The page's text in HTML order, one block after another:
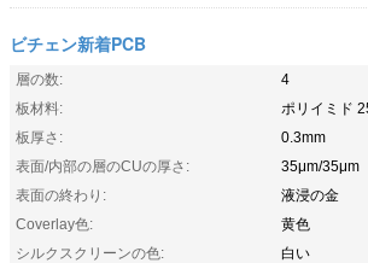
ビチェン新着PCB
層の数:
4
板材料:
ポリイミド
板厚さ:
0.3mm
表面/内部の層のCUの厚さ:
35μm/35μm
表面の終わり:
液浸の金
Coverlay色:
黄色
シルクスクリーンの色:
白い